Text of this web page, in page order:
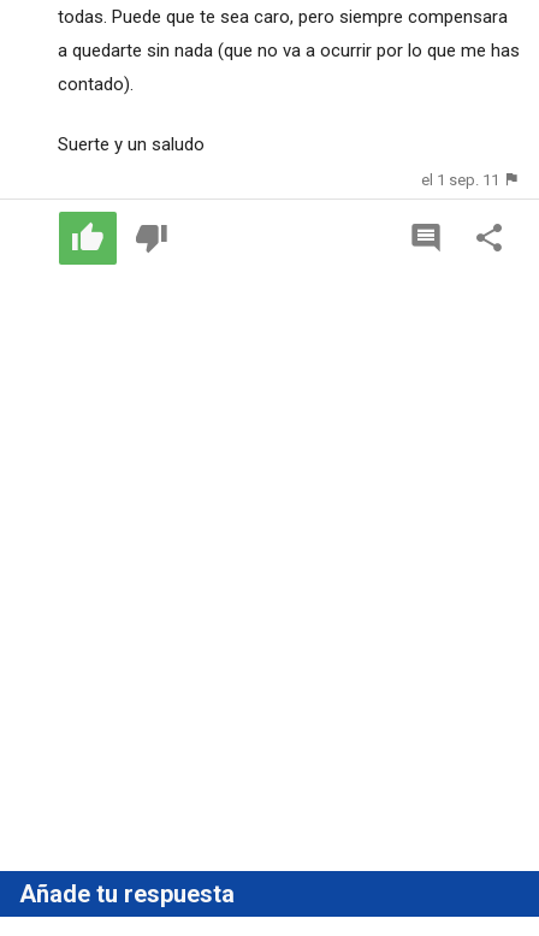
todas. Puede que te sea caro, pero siempre compensara
a quedarte sin nada (que no va a ocurrir por lo que me has
contado).
Suerte y un saludo
el 1 sep. 11
Añade tu respuesta